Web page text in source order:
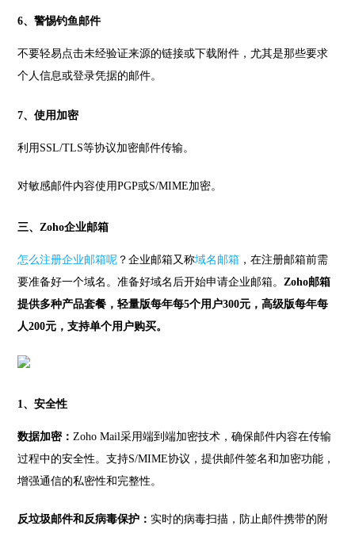
6、警惕钓鱼邮件
不要轻易点击未经验证来源的链接或下载附件，尤其是那些要求
个人信息或登录凭据的邮件。
7、使用加密
利用SSL/TLS等协议加密邮件传输。
对敏感邮件内容使用PGP或S/MIME加密。
三、Zoho企业邮箱
怎么注册企业邮箱呢 ？企业邮箱又称域名邮箱 ，在注册邮箱前需
要准备好一个域名。准备好域名后开始申请企业邮箱。Zoho邮箱
提供多种产品套餐，轻量版每年每5个用户300元，高级版每年每
人200元，支持单个用户购买。
1、安全性
数据加密：Zoho Mail采用端到端加密技术，确保邮件内容在传输
过程中的安全性。支持S/MIME协议，提供邮件签名和加密功能，
增强通信的私密性和完整性。
反垃圾邮件和反病毒保护：实时的病毒扫描，防止邮件携带的附